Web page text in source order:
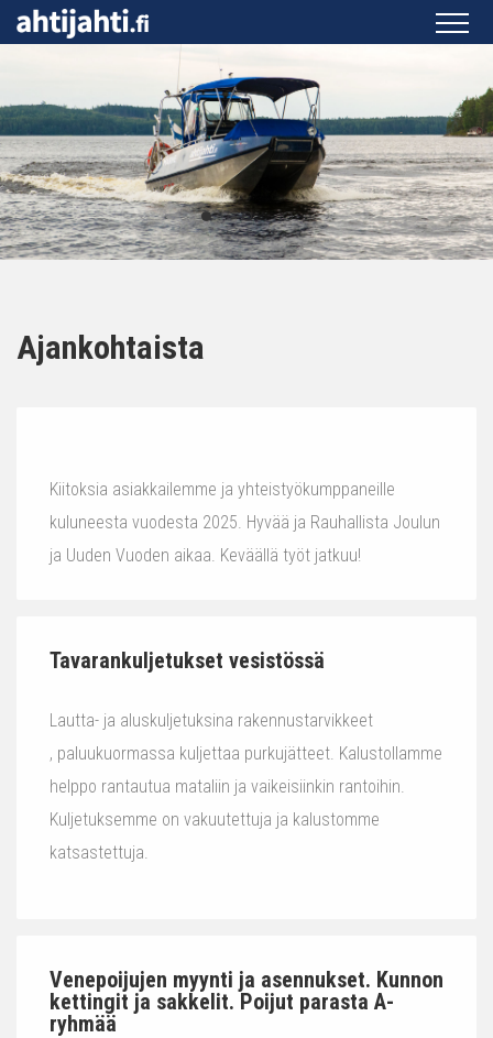
Ajankohtaista
Kiitoksia asiakkailemme ja yhteistyökumppaneille
kuluneesta vuodesta 2025. Hyvää ja Rauhallista Joulun
ja Uuden Vuoden aikaa. Keväällä työt jatkuu!
Tavarankuljetukset vesistössä
Lautta- ja aluskuljetuksina rakennustarvikkeet
, paluukuormassa kuljettaa purkujätteet. Kalustollamme
helppo rantautua mataliin ja vaikeisiinkin rantoihin.
Kuljetuksemme on vakuutettuja ja kalustomme
katsastettuja.
Venepoijujen myynti ja asennukset. Kunnon
kettingit ja sakkelit. Poijut parasta A-
ryhmää